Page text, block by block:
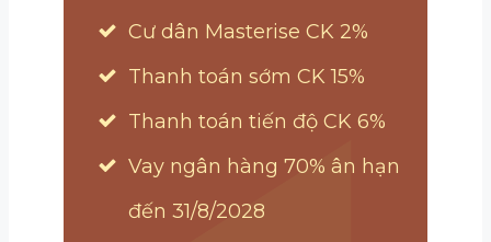
Cư dân Masterise CK 2%
Thanh toán sớm CK 15%
Thanh toán tiến độ CK 6%
Vay ngân hàng 70% ân hạn
đến 31/8/2028